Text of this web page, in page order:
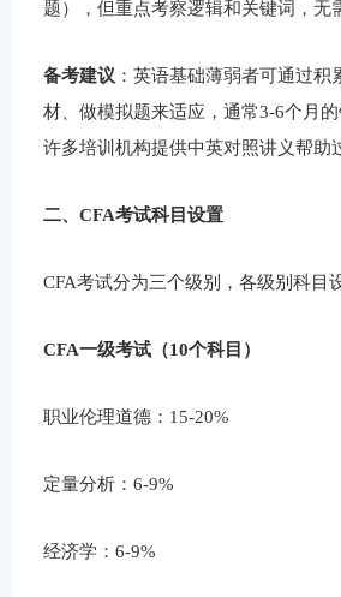
题），但重点考察逻辑和关键词，无
备考建议 ：英语基础薄弱者可通过积
材、做模拟题来适应，通常3-6个月的
许多培训机构提供中英对照讲义帮助
二、CFA考试科目设置
CFA考试分为三个级别，各级别科目
CFA一级考试（10个科目）
职业伦理道德：15-20%
定量分析：6-9%
经济学：6-9%